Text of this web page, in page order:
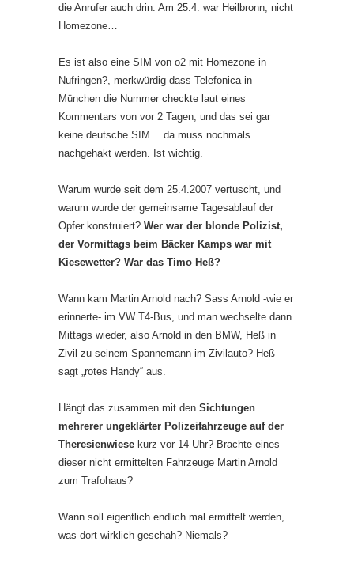
die Anrufer auch drin. Am 25.4. war Heilbronn, nicht
Homezone…
Es ist also eine SIM von o2 mit Homezone in
Nufringen?, merkwürdig dass Telefonica in
München die Nummer checkte laut eines
Kommentars von vor 2 Tagen, und das sei gar
keine deutsche SIM… da muss nochmals
nachgehakt werden. Ist wichtig.
Warum wurde seit dem 25.4.2007 vertuscht, und
warum wurde der gemeinsame Tagesablauf der
Opfer konstruiert? Wer war der blonde Polizist,
der Vormittags beim Bäcker Kamps war mit
Kiesewetter? War das Timo Heß?
Wann kam Martin Arnold nach? Sass Arnold -wie er
erinnerte- im VW T4-Bus, und man wechselte dann
Mittags wieder, also Arnold in den BMW, Heß in
Zivil zu seinem Spannemann im Zivilauto? Heß
sagt „rotes Handy“ aus.
Hängt das zusammen mit den Sichtungen
mehrerer ungeklärter Polizeifahrzeuge auf der
Theresienwiese kurz vor 14 Uhr? Brachte eines
dieser nicht ermittelten Fahrzeuge Martin Arnold
zum Trafohaus?
Wann soll eigentlich endlich mal ermittelt werden,
was dort wirklich geschah? Niemals?